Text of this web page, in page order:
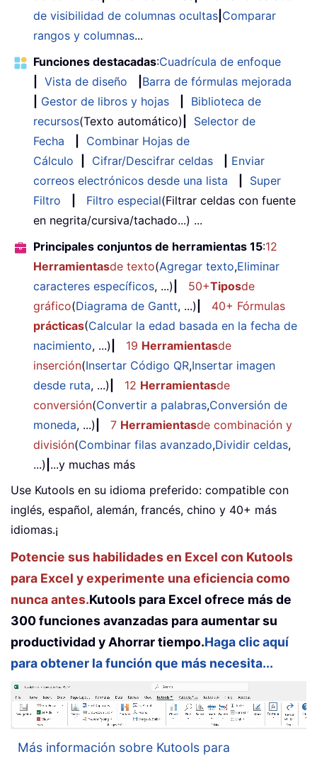
de visibilidad de columnas ocultas Comparar
rangos y columnas...
Funciones destacadas:Cuadrícula de enfoque
Vista de diseño
Barra de fórmulas mejorada
Gestor de libros y hojas
Biblioteca de
recursos(Texto automático)
Selector de
Fecha
Combinar Hojas de
Cálculo
Cifrar/Descifrar celdas
Enviar
correos electrónicos desde una lista
Super
Filtro
Filtro especial(Filtrar celdas con fuente
en negrita/cursiva/tachado...) ...
Principales conjuntos de herramientas 15:12
Herramientasde texto(Agregar texto,Eliminar
caracteres específicos, ...) 50+Tiposde
gráfico(Diagrama de Gantt, ...)
40+ Fórmulas
prácticas(Calcular la edad basada en la fecha de
nacimiento, ...) 19 Herramientasde
inserción(Insertar Código QR,Insertar imagen
desde ruta, ...) 12 Herramientasde
conversión(Convertir a palabras,Conversión de
moneda, ...) 7 Herramientasde combinación y
división(Combinar filas avanzado,Dividir celdas,
...) ...y muchas más
Use Kutools en su idioma preferido: compatible con
inglés, español, alemán, francés, chino y 40+ más
idiomas.¡
Potencie sus habilidades en Excel con Kutools
para Excel y experimente una eficiencia como
nunca antes.Kutools para Excel ofrece más de
300 funciones avanzadas para aumentar su
productividad y Ahorrar tiempo.Haga clic aquí
para obtener la función que más necesita...
Más información sobre Kutools para